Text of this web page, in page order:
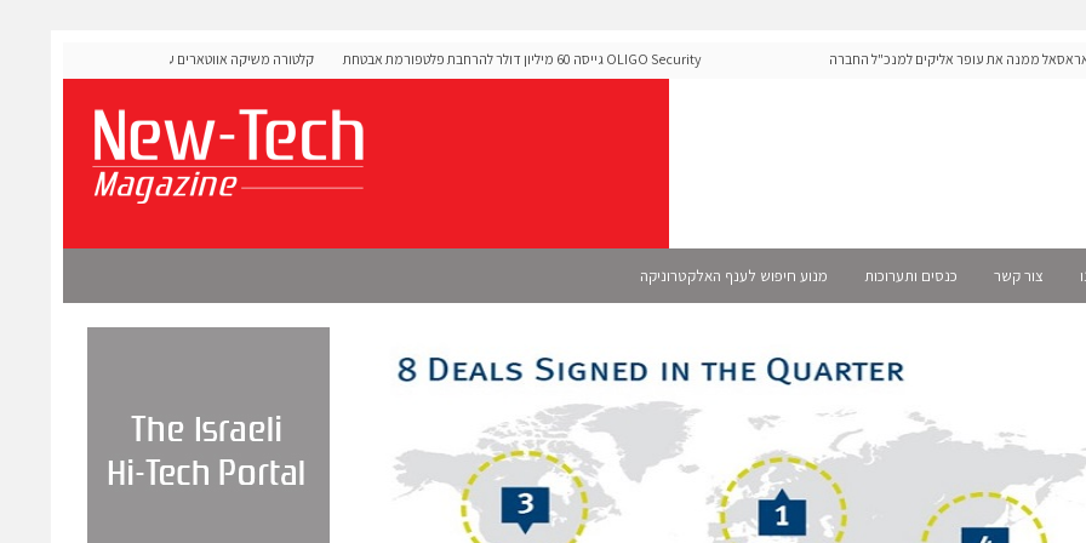
ממנה את עופר אליקים למנכ"ל החברה
OLIGO Security גייסה 60 מיליון דולר להרחבת פלטפורמת אבטחת
קלטורה משיקה אווטארים עם אינטליגנציה רגשית לתרגול שיחות
צור קשר כנסים ותערוכות מנוע חיפוש לענף האלקטרוניקה